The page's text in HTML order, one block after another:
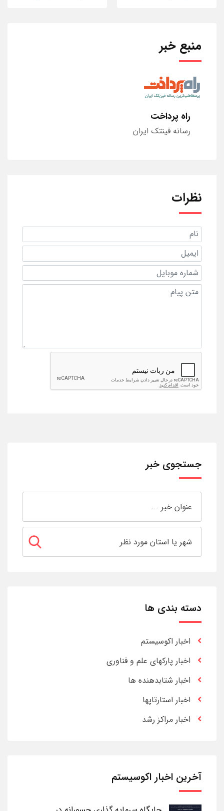
منبع خبر
راه پرداخت
رسانه فینتک ایران
نظرات
جستجوی خبر
دسته بندی ها
اخبار اکوسیستم
اخبار پارکهای علم و فناوری
اخبار شتابدهنده ها
اخبار استارتاپها
اخبار مراکز رشد
آخرین اخبار اکوسیستم